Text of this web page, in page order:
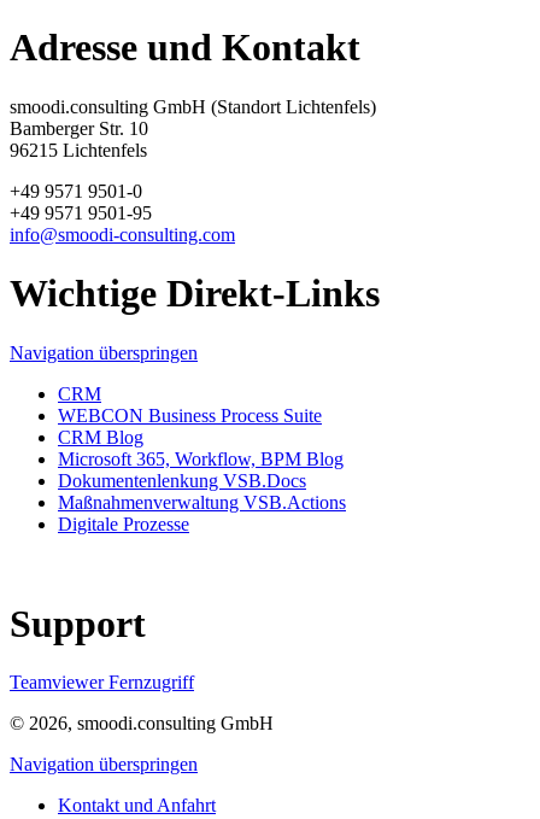
Adresse und Kontakt
smoodi.consulting GmbH (Standort Lichtenfels)
Bamberger Str. 10
96215 Lichtenfels
+49 9571 9501-0
+49 9571 9501-95
info@smoodi-consulting.com
Wichtige Direkt-Links
Navigation überspringen
CRM
WEBCON Business Process Suite
CRM Blog
Microsoft 365, Workflow, BPM Blog
Dokumentenlenkung VSB.Docs
Maßnahmenverwaltung VSB.Actions
Digitale Prozesse
Support
Teamviewer Fernzugriff
© 2026, smoodi.consulting GmbH
Navigation überspringen
Kontakt und Anfahrt